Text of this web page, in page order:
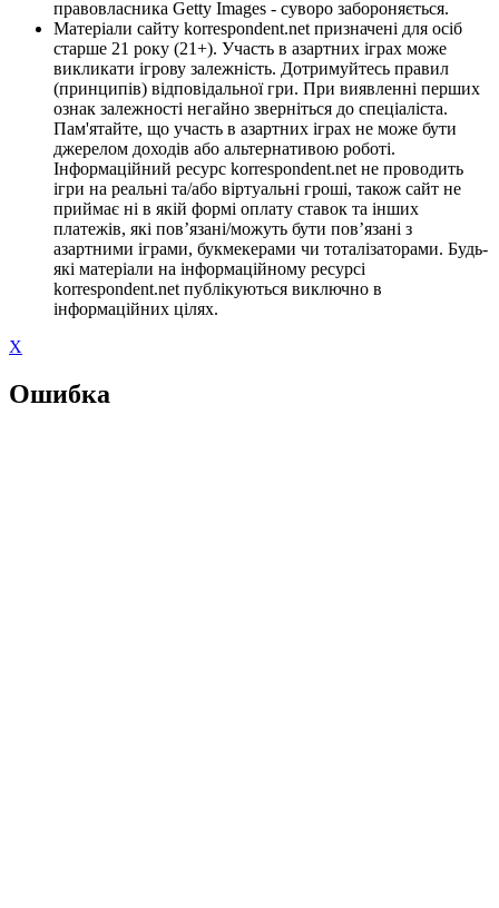
правовласника Getty Images - суворо забороняється.
Матеріали сайту korrespondent.net призначені для осіб
старше 21 року (21+). Участь в азартних іграх може
викликати ігрову залежність. Дотримуйтесь правил
(принципів) відповідальної гри. При виявленні перших
ознак залежності негайно зверніться до спеціаліста.
Пам'ятайте, що участь в азартних іграх не може бути
джерелом доходів або альтернативою роботі.
Інформаційний ресурс korrespondent.net не проводить
ігри на реальні та/або віртуальні гроші, також сайт не
приймає ні в якій формі оплату ставок та інших
платежів, які пов’язані/можуть бути пов’язані з
азартними іграми, букмекерами чи тоталізаторами. Будь-
які матеріали на інформаційному ресурсі
korrespondent.net публікуються виключно в
інформаційних цілях.
X
Ошибка